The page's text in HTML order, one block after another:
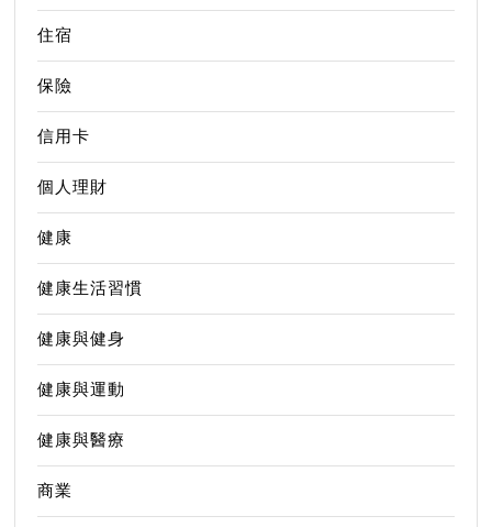
住宿
保險
信用卡
個人理財
健康
健康生活習慣
健康與健身
健康與運動
健康與醫療
商業